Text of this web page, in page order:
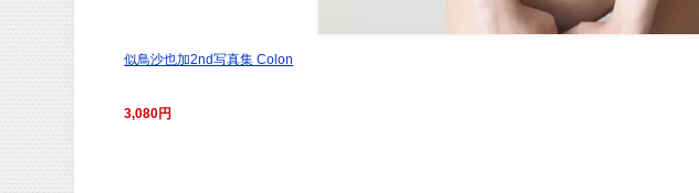
似鳥沙也加2nd写真集 Colon
3,080円